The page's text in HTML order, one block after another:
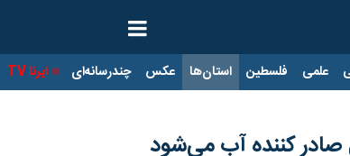
علمی فلسطین استان‌ها عکس چندرسانه‌ای ایرنا TV
صادر کننده آب می‌شود